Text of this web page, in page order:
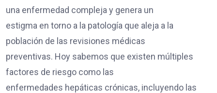
una enfermedad compleja y genera un
estigma en torno a la patología que aleja a la
población de las revisiones médicas
preventivas. Hoy sabemos que existen múltiples
factores de riesgo como las
enfermedades hepáticas crónicas, incluyendo las